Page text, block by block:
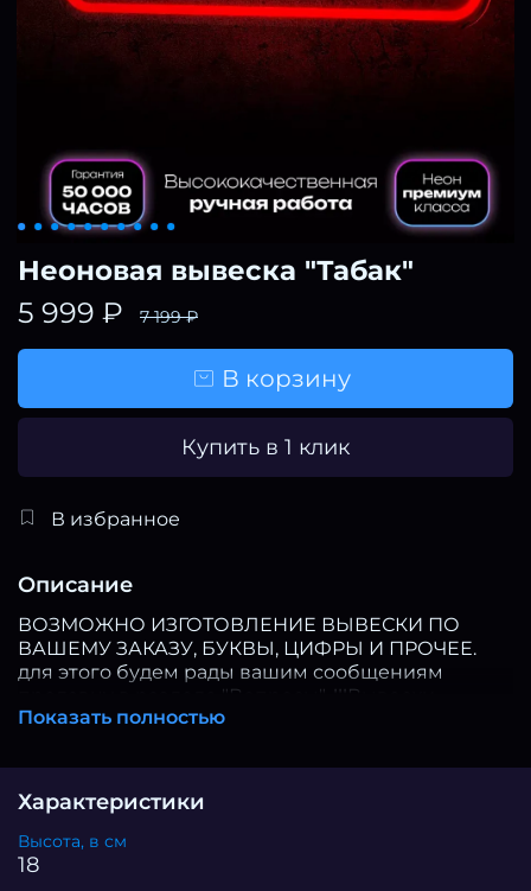
Неоновая вывеска "Табак"
5 999 ₽ 7 199 ₽
В корзину
Купить в 1 клик
В избранное
Описание
ВОЗМОЖНО ИЗГОТОВЛЕНИЕ ВЫВЕСКИ ПО
ВАШЕМУ ЗАКАЗУ, БУКВЫ, ЦИФРЫ И ПРОЧЕЕ.
для этого будем рады вашим сообщениям
продавцу в разделе "Вопросы". !!!Вывески
сделаны из монолитного поликарбоната, а
пожаробезопасные, состоит из негорючих
материалов), не боятся падений и иных
физических нагрузок!!! Неоновая вывеска “Табак”
представляет собой яркое и стильное
украшение для интерьера или экстерьера
Показать полностью
Характеристики
Высота, в см
18